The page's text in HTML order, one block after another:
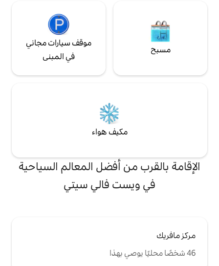
موقف سيارات مجاني
في المبنى
أفضل المعالم السياحية
فالي سيتي